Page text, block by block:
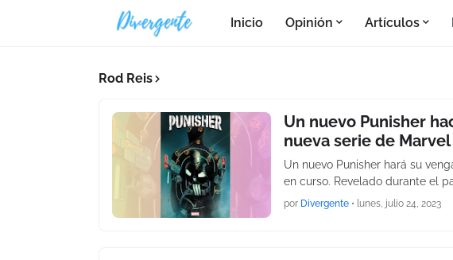
Inicio Opinión Artículos
Rod Reis
Un nuevo Punisher
nueva serie de Marvel
Un nuevo Punisher hará su
en curso. Revelado durante el
por Divergente • lunes, julio 24, 2023